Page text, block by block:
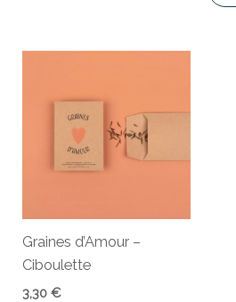
Graines d’Amour –
Ciboulette
3,30€